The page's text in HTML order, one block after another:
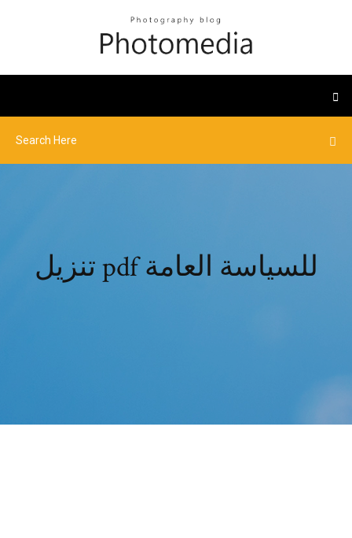
تنزيل pdf للسياسة العامة